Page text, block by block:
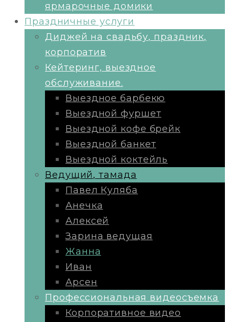
ярмарочные домики
Праздничные услуги
Диджей на свадьбу, праздник,
корпоратив
Кейтеринг, выездное
обслуживание.
Выездное барбекю
Выездной фуршет
Выездной кофе брейк
Выездной банкет
Выездной коктейль
Ведущий, тамада
Павел Куляба
Анечка
Алексей
Зарина ведущая
Жанна
Иван
Арсен
Профессиональная видеосъемка
Корпоративное видео